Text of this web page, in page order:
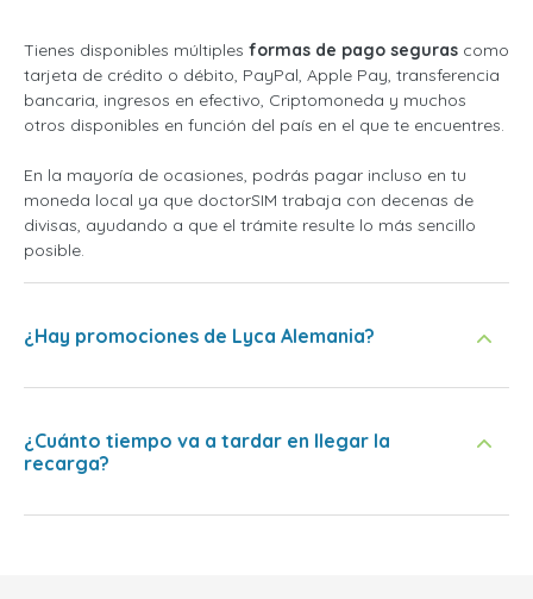
Tienes disponibles múltiples formas de pago seguras como
tarjeta de crédito o débito, PayPal, Apple Pay, transferencia
bancaria, ingresos en efectivo, Criptomoneda y muchos
otros disponibles en función del país en el que te encuentres.
En la mayoría de ocasiones, podrás pagar incluso en tu
moneda local ya que doctorSIM trabaja con decenas de
divisas, ayudando a que el trámite resulte lo más sencillo
posible.
¿Hay promociones de Lyca Alemania?
¿Cuánto tiempo va a tardar en llegar la
recarga?